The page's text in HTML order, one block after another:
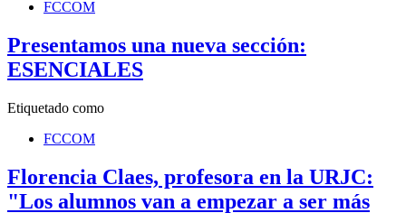
FCCOM
Presentamos una nueva sección:
ESENCIALES
Etiquetado como
FCCOM
Florencia Claes, profesora en la URJC:
"Los alumnos van a empezar a ser más